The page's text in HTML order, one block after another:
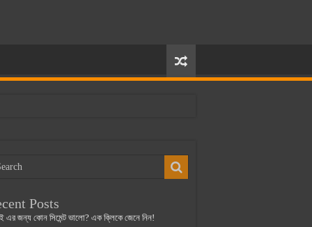
Posts
এর জন্য কোন সিমেন্ট ভালো? এক ক্লিকে জেনে নিন!